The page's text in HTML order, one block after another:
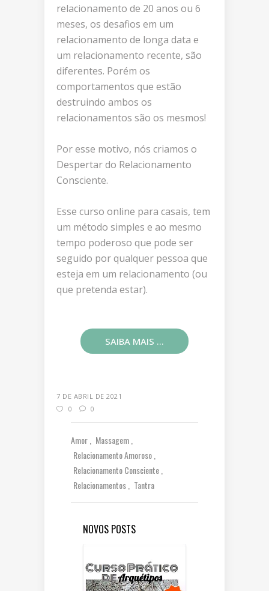
relacionamento de 20 anos ou 6
meses, os desafios em um
relacionamento de longa data e
um relacionamento recente, são
diferentes. Porém os
comportamentos que estão
destruindo ambos os
relacionamentos são os mesmos!
Por esse motivo, nós criamos o
Despertar do Relacionamento
Consciente.
Esse curso online para casais, tem
um método simples e ao mesmo
tempo poderoso que pode ser
seguido por qualquer pessoa que
esteja em um relacionamento (ou
que pretenda estar).
SAIBA MAIS ...
7 DE ABRIL DE 2021
0
0
Amor
Massagem
Relacionamento Amoroso
Relacionamento Consciente
Relacionamentos
Tantra
NOVOS POSTS